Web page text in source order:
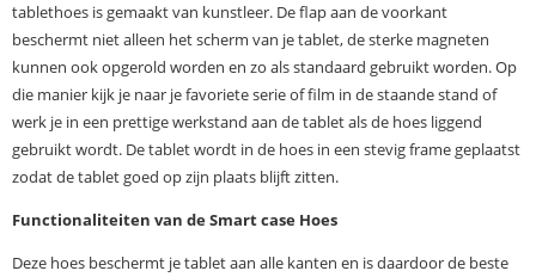
tablethoes is gemaakt van kunstleer. De flap aan de voorkant
beschermt niet alleen het scherm van je tablet, de sterke magneten
kunnen ook opgerold worden en zo als standaard gebruikt worden. Op
die manier kijk je naar je favoriete serie of film in de staande stand of
werk je in een prettige werkstand aan de tablet als de hoes liggend
gebruikt wordt. De tablet wordt in de hoes in een stevig frame geplaatst
zodat de tablet goed op zijn plaats blijft zitten.
Functionaliteiten van de Smart case Hoes
Deze hoes beschermt je tablet aan alle kanten en is daardoor de beste